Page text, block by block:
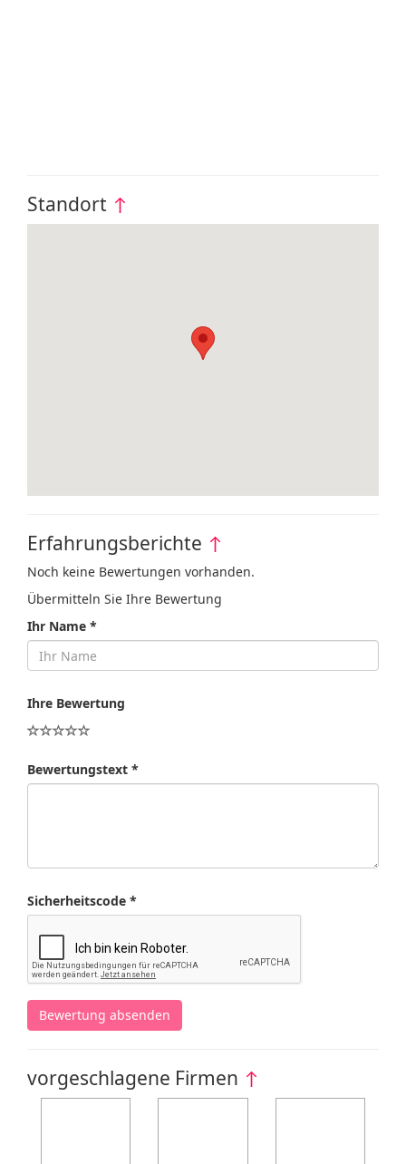
Standort ↑
Erfahrungsberichte ↑
Noch keine Bewertungen vorhanden.
Übermitteln Sie Ihre Bewertung
Ihr Name *
Ihre Bewertung
Bewertungstext *
Sicherheitscode *
Bewertung absenden
vorgeschlagene Firmen ↑